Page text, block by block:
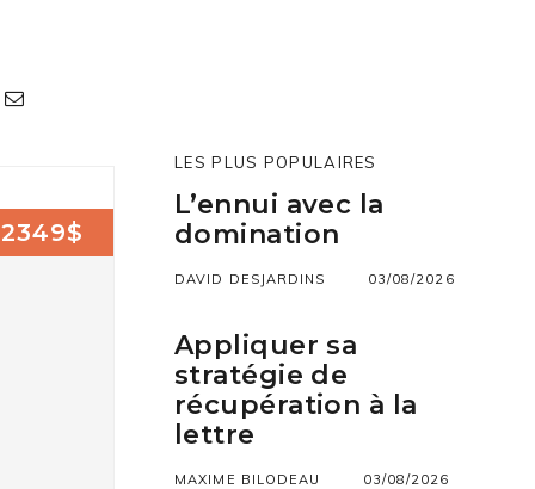
2349$
LES PLUS POPULAIRES
L’ennui avec la
domination
DAVID DESJARDINS 03/08/2026
Appliquer sa
stratégie de
récupération à la
lettre
MAXIME BILODEAU 03/08/2026